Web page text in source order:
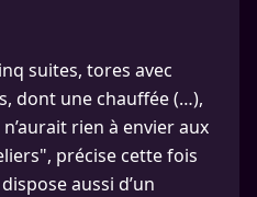
suites, tores avec
dont une chauffée (…),
rien à envier aux
précise cette fois
aussi d’un